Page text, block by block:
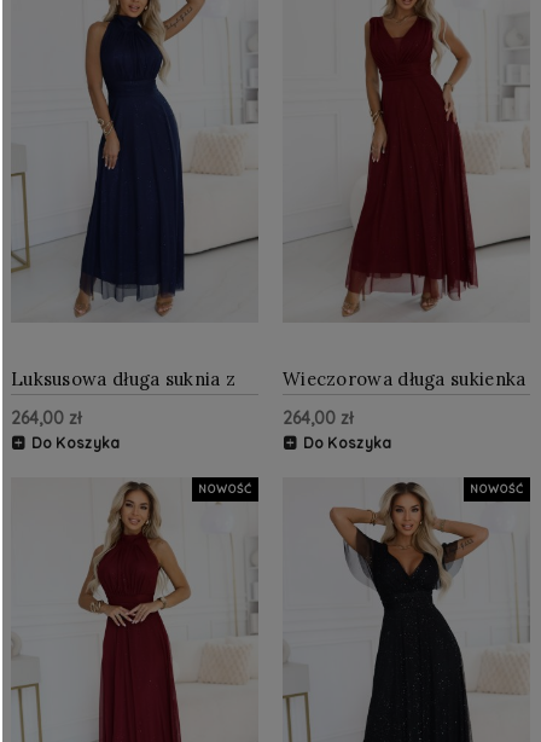
Luksusowa długa suknia z
brokatowym akcentem i
szykownym krojem
Granatowa
264,00 zł
Do Koszyka
Wieczorowa długa sukienka
z brokatowym akcentem i
głębokim dekoltem
Bordowa
264,00 zł
Do Koszyka
NOWOŚĆ NOWOŚĆ